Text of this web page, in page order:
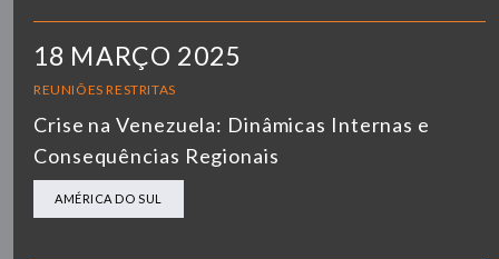
18 MARÇO 2025
REUNIÕES RESTRITAS
Crise na Venezuela: Dinâmicas Internas e
Consequências Regionais
AMÉRICA DO SUL